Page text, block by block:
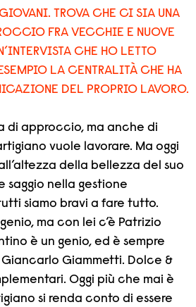
TROVA CHE CI SIA UNA
FRA VECCHIE E NUOVE
CHE HO LETTO
LA CENTRALITÀ CHE HA
DEL PROPRIO LAVORO.
di approccio, ma anche di
vuole lavorare. Ma oggi
della bellezza del suo
saggio nella gestione
siamo bravi a fare tutto.
ma con lei c’è Patrizio
è un genio, ed è sempre
Giammetti. Dolce &
Oggi più che mai è
si renda conto di essere